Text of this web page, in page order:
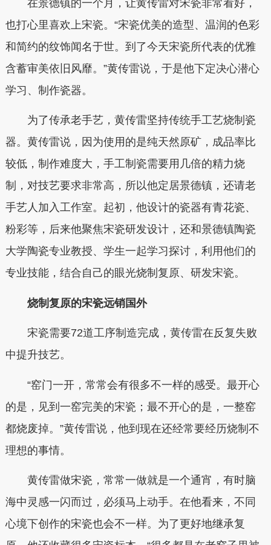
在景德镇的一个月，让黄传雷对宋瓷非常看好，
也打心里喜欢上宋瓷。“宋瓷优美的造型、温润的色彩
和简约的纹饰闻名于世。到了今天宋瓷所代表的优雅
含蓄审美依旧风靡。”黄传雷说，于是他下定决心潜心
学习、制作瓷器。
为了传承老手艺，黄传雷坚持传统手工艺烧制瓷
器。黄传雷说，因为使用的是纯天然原矿，成品率比
较低，制作难度大，手工制瓷需要用几倍的精力烧
制，对技艺要求非常高，所以他定居景德镇，还请老
手艺人加入工作室。起初，他设计的瓷器有青花瓷、
粉彩等，后来他聚焦宋瓷研发设计，还和景德镇陶瓷
大学陶瓷专业教授、学生一起学习探讨，利用他们的
专业技能，结合自己的眼光烧制复原、研发宋瓷。
烧制复原的宋瓷远销国外
宋瓷需要72道工序制造完成，黄传雷在反复失败
中提升技艺。
“窑门一开，常常会有很多不一样的感受。最开心
的是，见到一窑完美的宋瓷；最不开心的是，一整窑
都烧废掉。”黄传雷说，他到现在还经常要经历烧制不
理想的事情。
黄传雷做宋瓷，常常一做就是一个通宵，有时脑
海中灵感一闪而过，必须马上动手。在他看来，不同
心境下创作的宋瓷也会不一样。为了更好地继承复